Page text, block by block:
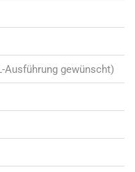
Ausführung gewünscht)